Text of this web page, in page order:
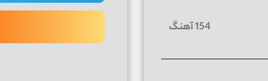
154 آهنگ